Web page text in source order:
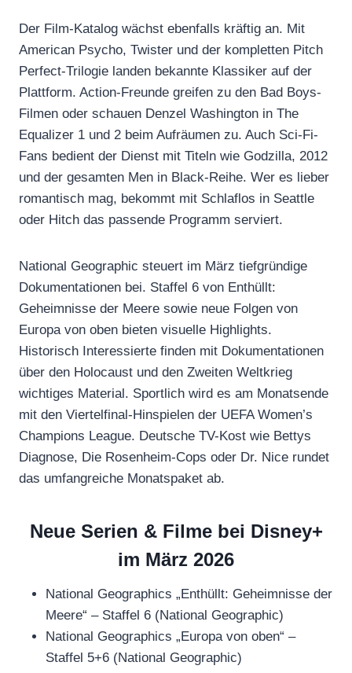
Der Film-Katalog wächst ebenfalls kräftig an. Mit
American Psycho, Twister und der kompletten Pitch
Perfect-Trilogie landen bekannte Klassiker auf der
Plattform. Action-Freunde greifen zu den Bad Boys-
Filmen oder schauen Denzel Washington in The
Equalizer 1 und 2 beim Aufräumen zu. Auch Sci-Fi-
Fans bedient der Dienst mit Titeln wie Godzilla, 2012
und der gesamten Men in Black-Reihe. Wer es lieber
romantisch mag, bekommt mit Schlaflos in Seattle
oder Hitch das passende Programm serviert.
National Geographic steuert im März tiefgründige
Dokumentationen bei. Staffel 6 von Enthüllt:
Geheimnisse der Meere sowie neue Folgen von
Europa von oben bieten visuelle Highlights.
Historisch Interessierte finden mit Dokumentationen
über den Holocaust und den Zweiten Weltkrieg
wichtiges Material. Sportlich wird es am Monatsende
mit den Viertelfinal-Hinspielen der UEFA Women’s
Champions League. Deutsche TV-Kost wie Bettys
Diagnose, Die Rosenheim-Cops oder Dr. Nice rundet
das umfangreiche Monatspaket ab.
Neue Serien & Filme bei Disney+
im März 2026
National Geographics „Enthüllt: Geheimnisse der
Meere“ – Staffel 6 (National Geographic)
National Geographics „Europa von oben“ –
Staffel 5+6 (National Geographic)